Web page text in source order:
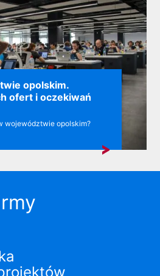
opolskim.
ofert i oczekiwań
województwie opolskim?